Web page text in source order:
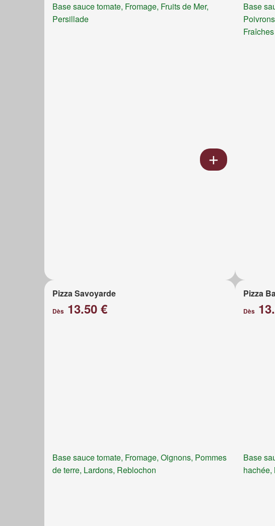
Base sauce tomate, Fromage, Fruits de Mer,
Persillade
Base
Fraîches
Pizza Savoyarde
Dès 13.50 €
Base sauce tomate, Fromage, Oignons, Pommes
de terre, Lardons, Reblochon
Pizza
Dès
Base
hachée,